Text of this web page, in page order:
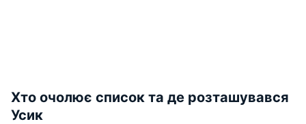
Хто очолює список та де розташувався
Усик